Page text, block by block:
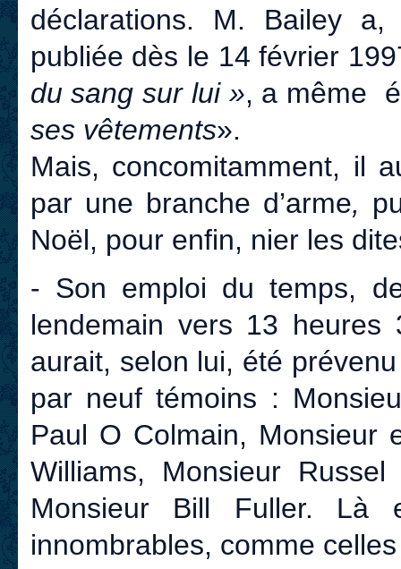
déclarations. M. Bailey
publiée dès le 14 février
du sang sur lui », a même
ses vêtements».
Mais, concomitamment, il
par une branche d’arme,
Noël, pour enfin, nier les
- Son emploi du temps,
lendemain vers 13
aurait, selon lui, été
par neuf témoins :
Paul O Colmain, Monsieur
Williams, Monsieur
Monsieur Bill Fuller. Là
innombrables, comme